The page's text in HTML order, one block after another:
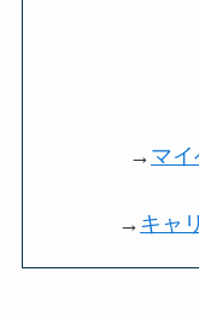
→ マ
→ キャ